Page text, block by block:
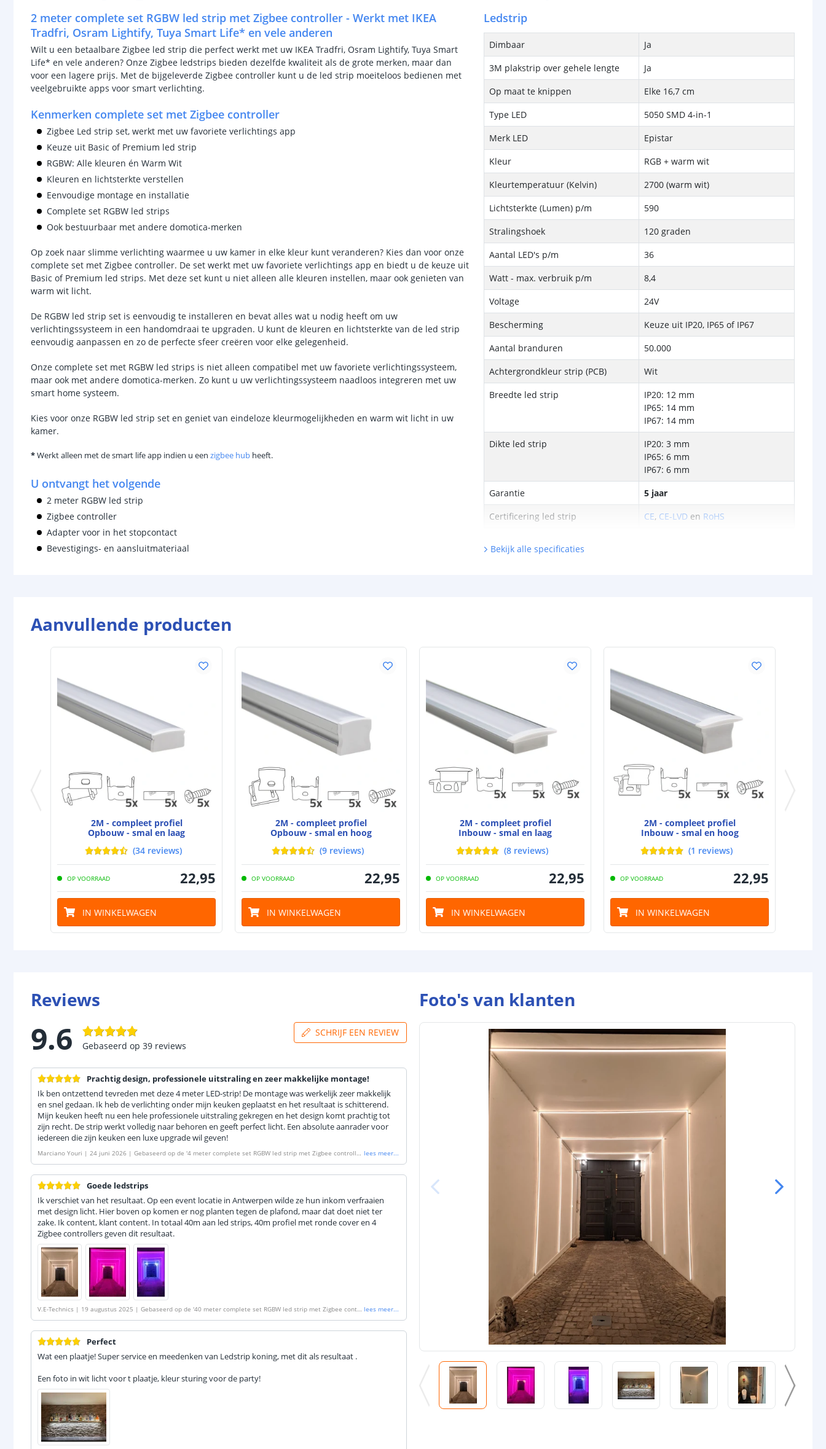
2 meter complete set RGBW led strip met Zigbee controller - Werkt met IKEA
Tradfri, Osram Lightify, Tuya Smart Life* en vele anderen
Wilt u een betaalbare Zigbee led strip die perfect werkt met uw IKEA Tradfri, Osram Lightify, Tuya Smart
Life* en vele anderen? Onze Zigbee ledstrips bieden dezelfde kwaliteit als de grote merken, maar dan
voor een lagere prijs. Met de bijgeleverde Zigbee controller kunt u de led strip moeiteloos bedienen met
veelgebruikte apps voor smart verlichting.
Kenmerken complete set met Zigbee controller
Zigbee Led strip set, werkt met uw favoriete verlichtings app
Keuze uit Basic of Premium led strip
RGBW: Alle kleuren én Warm Wit
Kleuren en lichtsterkte verstellen
Eenvoudige montage en installatie
Complete set RGBW led strips
Ook bestuurbaar met andere domotica-merken
Op zoek naar slimme verlichting waarmee u uw kamer in elke kleur kunt veranderen? Kies dan voor onze
complete set met Zigbee controller. De set werkt met uw favoriete verlichtings app en biedt u de keuze uit
Basic of Premium led strips. Met deze set kunt u niet alleen alle kleuren instellen, maar ook genieten van
warm wit licht.
De RGBW led strip set is eenvoudig te installeren en bevat alles wat u nodig heeft om uw
verlichtingssysteem in een handomdraai te upgraden. U kunt de kleuren en lichtsterkte van de led strip
eenvoudig aanpassen en zo de perfecte sfeer creëren voor elke gelegenheid.
Onze complete set met RGBW led strips is niet alleen compatibel met uw favoriete verlichtingssysteem,
maar ook met andere domotica-merken. Zo kunt u uw verlichtingssysteem naadloos integreren met uw
smart home systeem.
Kies voor onze RGBW led strip set en geniet van eindeloze kleurmogelijkheden en warm wit licht in uw
kamer.
*Werkt alleen met de smart life app indien u een zigbee hub heeft.
U ontvangt het volgende
2 meter RGBW led strip
Zigbee controller
Adapter voor in het stopcontact
Bevestigings- en aansluitmateriaal
Ledstrip
Dimbaar
Ja
3M plakstrip over gehele lengte
Ja
Op maat te knippen
Elke 16,7 cm
Type LED
5050 SMD 4-in-1
Merk LED
Epistar
Kleur
RGB + warm wit
Kleurtemperatuur (Kelvin)
2700 (warm wit)
Lichtsterkte (Lumen) p/m
590
Stralingshoek
120 graden
Aantal LED's p/m
36
Watt - max. verbruik p/m
8,4
Voltage
24V
Bescherming
Keuze uit IP20, IP65 of IP67
Aantal branduren
50.000
Achtergrondkleur strip (PCB)
Wit
Breedte led strip
IP20: 12 mm
IP65: 14 mm
IP67: 14 mm
Dikte led strip
IP20: 3 mm
IP65: 6 mm
IP67: 6 mm
Garantie
5 jaar
Certificering led strip
CE, CE-LVD en RoHS
Zigbee controller
Osram Lightify
Tuya Smart Life*
Amazon Alexa
Google Assistant
Afmetingen
23,5x48x89 mm
Bekijk alle specificaties
Aanvullende producten
2M - compleet profiel
Opbouw - smal en laag
(34 reviews)
OP VOORRAAD 22,95
IN WINKELWAGEN
2M - compleet profiel
Opbouw - smal en hoog
(9 reviews)
OP VOORRAAD 22,95
IN WINKELWAGEN
2M - compleet profiel
Inbouw - smal en laag
(8 reviews)
OP VOORRAAD 22,95
IN WINKELWAGEN
2M - compleet profiel
Inbouw - smal en hoog
(1 reviews)
OP VOORRAAD 22,95
IN WINKELWAGEN
Reviews
9.6 Gebaseerd op 39 reviews
SCHRIJF EEN REVIEW
Prachtig design, professionele uitstraling en zeer makkelijke montage!
Ik ben ontzettend tevreden met deze 4 meter LED-strip! De montage was werkelijk zeer makkelijk
en snel gedaan. Ik heb de verlichting onder mijn keuken geplaatst en het resultaat is schitterend.
Mijn keuken heeft nu een hele professionele uitstraling gekregen en het design komt prachtig tot
zijn recht. De strip werkt volledig naar behoren en geeft perfect licht. Een absolute aanrader voor
iedereen die zijn keuken een luxe upgrade wil geven!
Marciano Youri | 24 juni 2026 | Gebaseerd op de '4 meter complete set RGBW led strip met Zigbee controller
- Werkt met IKEA Tradfri, Osram Lightify, Tuya SmartLife en vele anderen'
lees meer...
Goede ledstrips
Ik verschiet van het resultaat. Op een event locatie in Antwerpen wilde ze hun inkom verfraaien
met design licht. Hier boven op komen er nog planten tegen de plafond, maar dat doet niet ter
zake. Ik content, klant content. In totaal 40m aan led strips, 40m profiel met ronde cover en 4
Zigbee controllers geven dit resultaat.
V.E-Technics | 19 augustus 2025 | Gebaseerd op de '40 meter complete set RGBW led strip met Zigbee contro
ller - Werkt met IKEA Tradfri, Osram Lightify, Tuya SmartLife en vele anderen'
lees meer...
Perfect
Wat een plaatje! Super service en meedenken van Ledstrip koning, met dit als resultaat .
Een foto in wit licht voor t plaatje, kleur sturing voor de party!
Foto's van klanten